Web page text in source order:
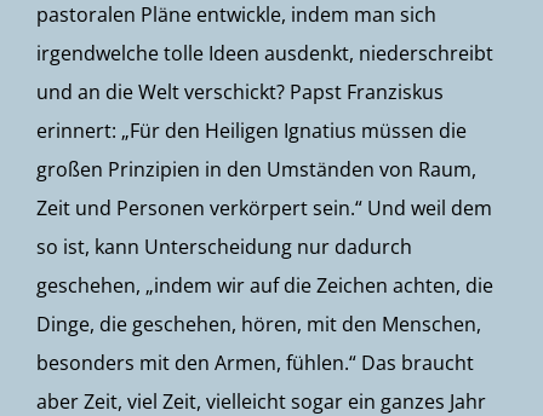
pastoralen Pläne entwickle, indem man sich
irgendwelche tolle Ideen ausdenkt, niederschreibt
und an die Welt verschickt? Papst Franziskus
erinnert: „Für den Heiligen Ignatius müssen die
großen Prinzipien in den Umständen von Raum,
Zeit und Personen verkörpert sein.“ Und weil dem
so ist, kann Unterscheidung nur dadurch
geschehen, „indem wir auf die Zeichen achten, die
Dinge, die geschehen, hören, mit den Menschen,
besonders mit den Armen, fühlen.“ Das braucht
aber Zeit, viel Zeit, vielleicht sogar ein ganzes Jahr